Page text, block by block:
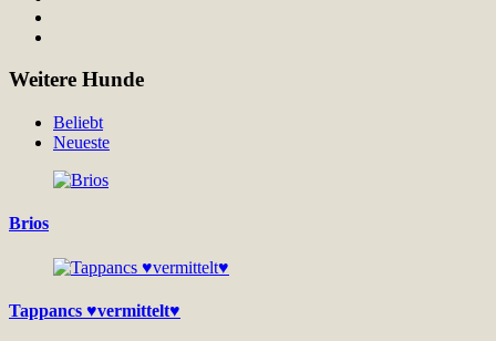
Weitere Hunde
Beliebt
Neueste
Brios
Tappancs ♥vermittelt♥